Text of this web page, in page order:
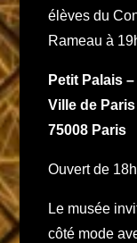
élèves du
Rameau à
Petit Palais
Ville de
75008 Paris
Ouvert de
Le musée
côté mode